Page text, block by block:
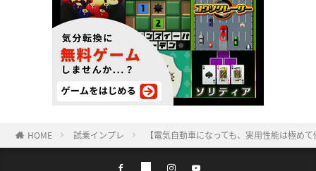
HOME 試乗インプレ 【電気自動車になっても、実用性能は極め